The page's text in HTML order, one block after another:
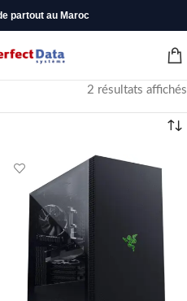
partout au Maroc
2 résultats affichés